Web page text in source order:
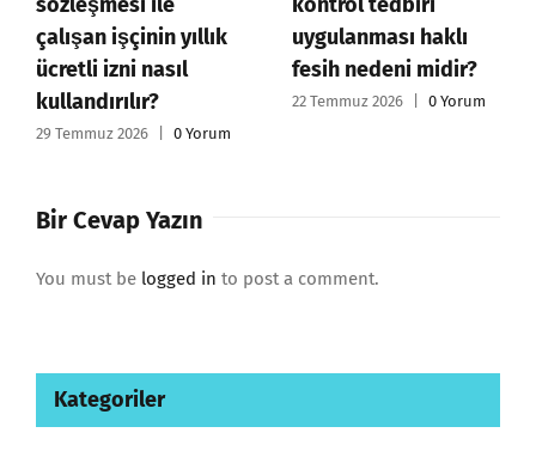
çalışan işçinin yıllık
ücretli izni nasıl
kullandırılır?
29 Temmuz 2026 0 Yorum
uygulanması haklı
fesih nedeni midir?
22 Temmuz 2026 0 Yorum
Bir Cevap Yazın
You must be logged in to post a comment.
Kategoriler